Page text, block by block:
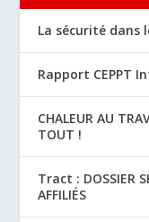
La sécurité dans
Rapport CEPPT
CHALEUR AU
TOUT !
Tract : DOSSIER
AFFILIÉS